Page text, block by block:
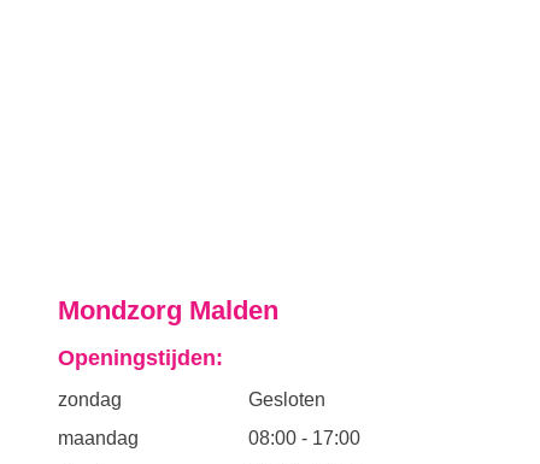
Mondzorg Malden
Openingstijden:
zondag
Gesloten
maandag
08:00 - 17:00